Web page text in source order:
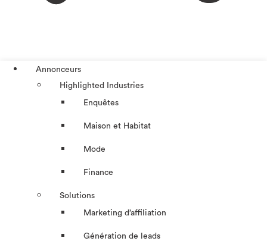
Annonceurs
Highlighted Industries
Enquêtes
Maison et Habitat
Mode
Finance
Solutions
Marketing d’affiliation
Génération de leads